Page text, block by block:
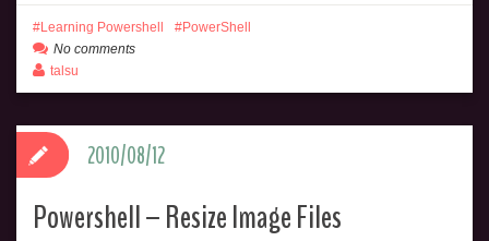
Learning Powershell
PowerShell
No comments
talsu
Powershell – Resize Image Files
2010/08/12